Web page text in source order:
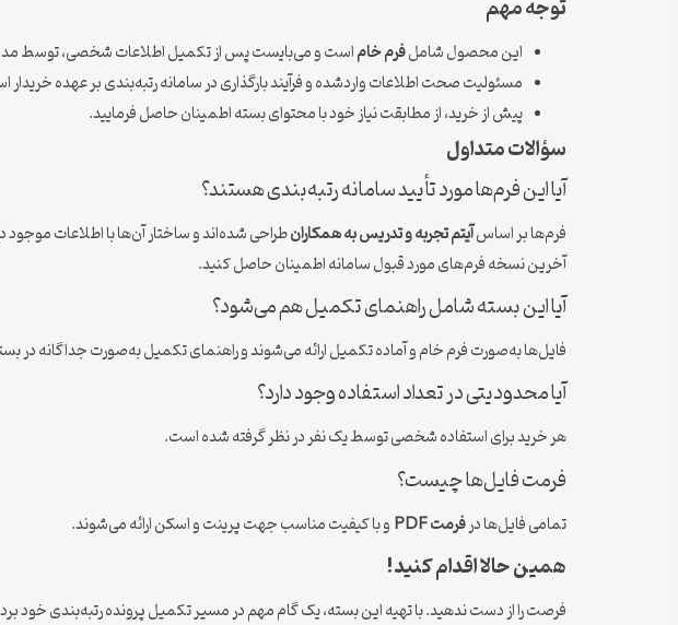
توجه مهم
این محصول شاملفرم خاماست و می‌بایست پس از تکمیل اطلاعات شخصی، توسط
مسئولیت صحت اطلاعات واردشده و فرآیند بارگذاری در سامانه رتبه‌بندی بر عهده خریدار
پیش از خرید، از مطابقت نیاز خود با محتوای بسته اطمینان حاصل فرمایید.
سؤالات متداول
آیا این فرم‌ها مورد تأیید سامانه رتبه‌بندی هستند؟
فرم‌ها بر اساسآیتم تجربه و تدریس به همکارانطراحی شده‌اند و ساختار آن‌ها با اطلاعات موجود
آخرین نسخه فرم‌های مورد قبول سامانه اطمینان حاصل کنید.
آیا این بسته شامل راهنمای تکمیل هم می‌شود؟
فایل‌ها به‌صورت فرم خام و آماده تکمیل ارائه می‌شوند و راهنمای تکمیل به‌صورت جداگانه در
آیا محدودیتی در تعداد استفاده وجود دارد؟
هر خرید برای استفاده شخصی توسط یک نفر در نظر گرفته شده است.
فرمت فایل‌ها چیست؟
تمامی فایل‌ها در فرمت PDF و با کیفیت مناسب جهت پرینت و اسکن ارائه می‌شوند.
همین حالا اقدام کنید!
فرصت را از دست ندهید. با تهیه این بسته، یک گام مهم در مسیر تکمیل پرونده رتبه‌بندی خود